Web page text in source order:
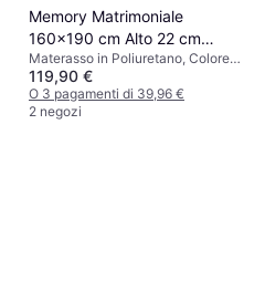
Memory Matrimoniale
160x190 cm Alto 22 cm
Materasso in Poliuretano
Materasso in Poliuretano, Colore:
Bianco, Viola
119,90 €
O 3 pagamenti di 39,96 €
2 negozi